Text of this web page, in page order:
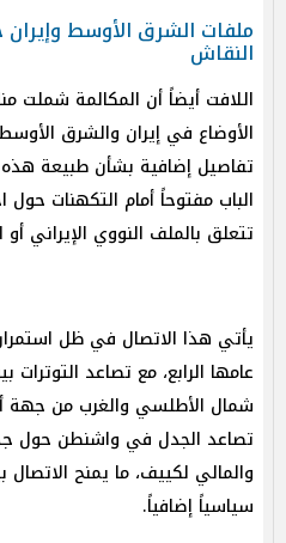
ملفات الشرق الأوسط
النقاش
اللافت أيضاً أن المكالمة شملت
الأوضاع في إيران والشرق
تفاصيل إضافية بشأن طبيعة هذه
الباب مفتوحاً أمام التكهنات حول
تتعلق بالملف النووي الإيراني
يأتي هذا الاتصال في ظل
عامها الرابع، مع تصاعد
شمال الأطلسي والغرب من جهة
تصاعد الجدل في واشنطن حول
والمالي لكييف، ما يمنح الاتصال
سياسياً إضافياً.